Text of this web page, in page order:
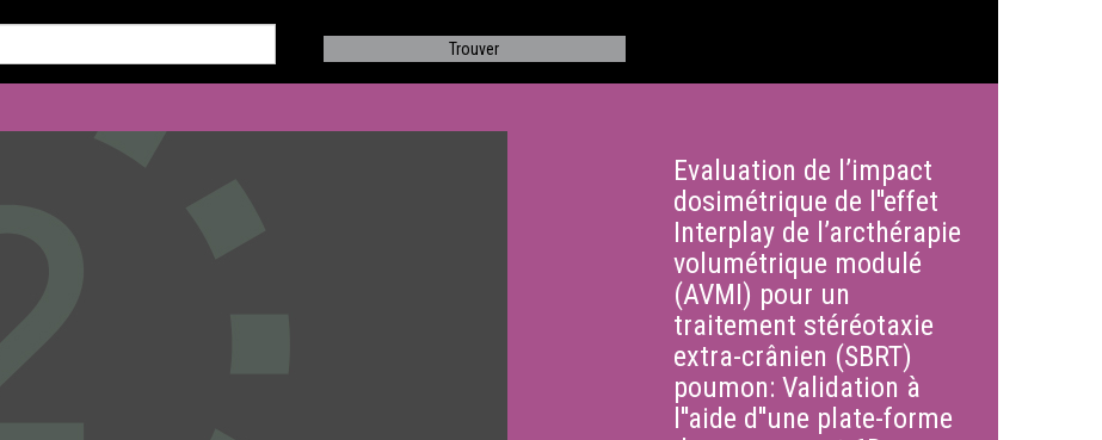
Evaluation de l’impact
dosimétrique de l''effet
Interplay de l’arcthérapie
volumétrique modulé
(AVMI) pour un
traitement stéréotaxie
extra-crânien (SBRT)
poumon: Validation à
l''aide d''une plate-forme